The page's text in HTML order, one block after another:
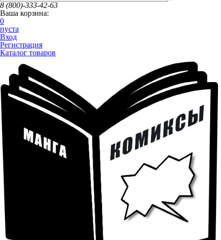
8 (800)-333-42-63
Ваша корзина:
0
пуста
Вход
Регистрация
Каталог товаров